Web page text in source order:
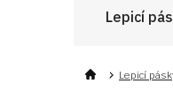
Lepicí
Lepicí